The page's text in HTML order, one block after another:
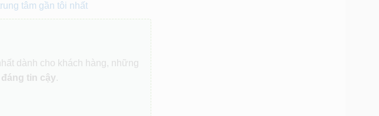
tâm gần tôi nhất
dành cho khách hàng, những
đáng tin cậy.